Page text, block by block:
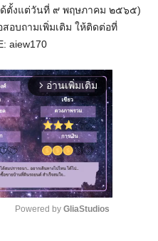
ด้ตั้งแต่วันที่ ๙ พฤษภาคม ๒๕๖๕)
ามเพิ่มเติม ให้ติดต่อที่
aiew170
arrow_forward_ios อ่านเพิ่มเติม
Powered by GliaStudios